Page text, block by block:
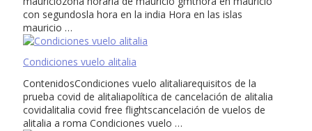
con segundosla hora en la india Hora en las islas
mauricio …
Condiciones vuelo alitalia
ContenidosCondiciones vuelo alitaliarequisitos de la
prueba covid de alitaliapolítica de cancelación de alitalia
covidalitalia covid free flightscancelación de vuelos de
alitalia a roma Condiciones vuelo …